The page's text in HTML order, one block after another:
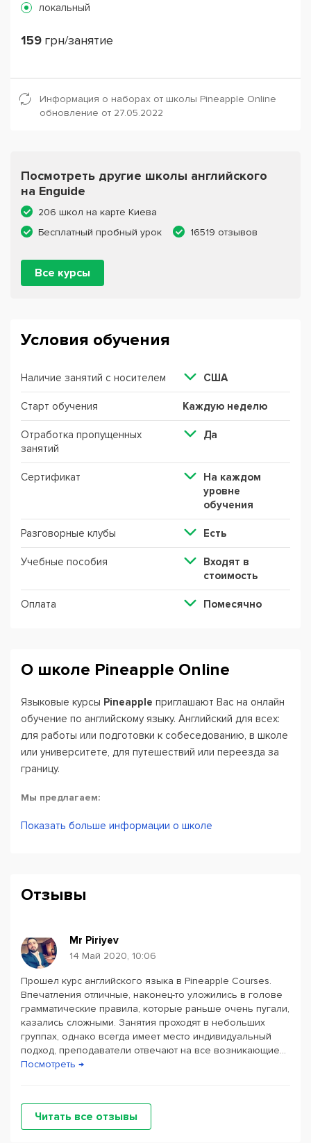
локальный
159 грн/занятие
Информация о наборах от школы Pineapple Online
обновление от 27.05.2022
Посмотреть другие школы английского
на Enguide
206 школ на карте Киева
Бесплатный пробный урок
16519 отзывов
Все курсы
Условия обучения
Наличие занятий с носителем США
Старт обучения Каждую неделю
Отработка пропущенных
занятий
Да
Сертификат
На каждом
уровне
обучения
Разговорные клубы Есть
Учебные пособия
Входят в
стоимость
Оплата Помесячно
О школе Pineapple Online
Языковые курсы Pineapple приглашают Вас на онлайн
обучение по английскому языку. Английский для всех:
для работы или подготовки к собеседованию, в школе
или университете, для путешествий или переезда за
границу.
Мы предлагаем:
Самую популярную коммуникативную методику
сервис Skype
Занятия с носителями языков
Возможность оплаты по 1 занятию или весь месяц
Акции и бонусы
Возможность переноса занятий
Сертификат о пройденном курсе
Запишись на бесплатный пробный урок уже сейчас!
Показать больше информации о школе
Отзывы
Mr Piriyev
14 Май 2020, 10:06
Прошел курс английского языка в Pineapple Courses.
Впечатления отличные, наконец-то уложились в голове
грамматические правила, которые раньше очень пугали,
казались сложными. Занятия проходят в небольших
группах, однако всегда имеет место индивидуальный
подход, преподаватели отвечают на все возникающие...
Посмотреть →
Читать все отзывы